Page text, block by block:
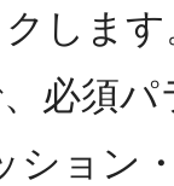
します
必須
ション